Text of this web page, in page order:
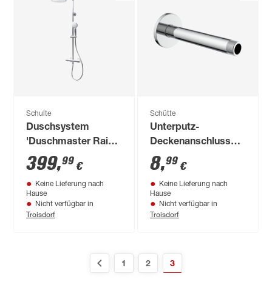
Schulte
Duschsystem
'Duschmaster Rain
III' mit Thermostat,
rund, 110 cm
399,99 €
Keine Lieferung nach
Hause
Nicht verfügbar in
Troisdorf
Schütte
Unterputz-
Deckenanschluss
'Pure Rain Dijon'
Edelstahl chrom
15,5 cm
8,99 €
Keine Lieferung nach
Hause
Nicht verfügbar in
Troisdorf
1 2 3